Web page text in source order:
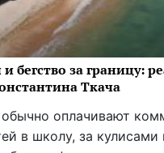
бегство за границу:
Ткача
оплачивают
в школу, за кулисами